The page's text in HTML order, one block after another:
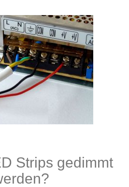
Strips gedimmt